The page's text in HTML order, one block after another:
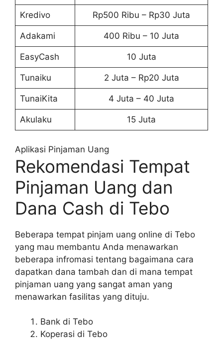
Kredivo Rp500 Ribu – Rp30 Juta
Adakami 400 Ribu – 10 Juta
EasyCash 10 Juta
Tunaiku 2 Juta – Rp20 Juta
TunaiKita 4 Juta – 40 Juta
Akulaku 15 Juta
Aplikasi Pinjaman Uang
Rekomendasi Tempat
Pinjaman Uang dan
Dana Cash di Tebo
Beberapa tempat pinjam uang online di Tebo
yang mau membantu Anda menawarkan
beberapa infromasi tentang bagaimana cara
dapatkan dana tambah dan di mana tempat
pinjaman uang yang sangat aman yang
menawarkan fasilitas yang dituju.
Bank di Tebo
Koperasi di Tebo